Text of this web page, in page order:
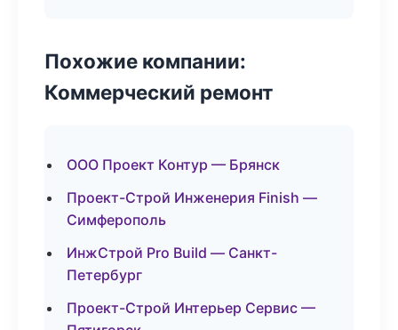
Похожие компании:
Коммерческий ремонт
ООО Проект Контур — Брянск
Проект-Строй Инженерия Finish —
Симферополь
ИнжСтрой Pro Build — Санкт-
Петербург
Проект-Строй Интерьер Сервис —